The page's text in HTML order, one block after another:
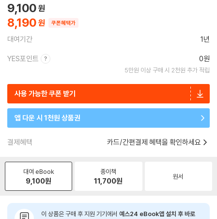
8,190
9,100
쿠폰혜택가
대여기간 1년
YES포인트 0원
5만원 이상 구매 시 2천원 추가 적립
사용 가능한 쿠폰 받기
앱 다운 시 1천원 상품권
결제혜택 카드/간편결제 혜택을 확인하세요
대여 eBook
9,100원
종이책
11,700원 원서
이 상품은 구매 후 지원 기기에서 예스24 eBook앱 설치 후 바로